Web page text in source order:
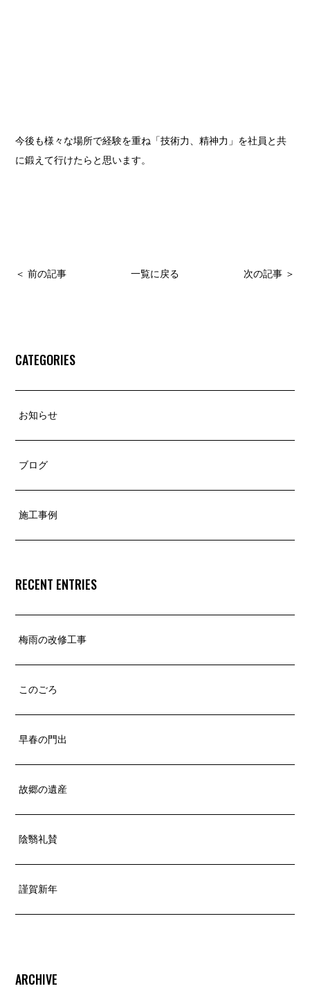
今後も様々な場所で経験を重ね「技術力、精神力」を社員と共
に鍛えて行けたらと思います。
＜ 前の記事 一覧に戻る 次の記事 ＞
CATEGORIES
お知らせ
ブログ
施工事例
RECENT ENTRIES
梅雨の改修工事
このごろ
早春の門出
故郷の遺産
陰翳礼賛
謹賀新年
ARCHIVE